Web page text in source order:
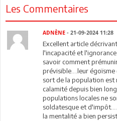
Les Commentaires
ADNÈNE- 21-09-2024 11:28
Excellent article
l'incapacité et
savoir comment
prévisible....leur
sort de la population est
calamité depuis bien
populations locales ne
soldatesque et
la mentalité a bien